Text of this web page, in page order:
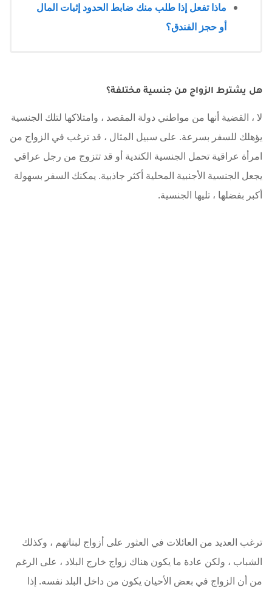
ماذا تفعل إذا طلب منك ضابط الحدود إثبات المال
أو حجز الفندق؟
هل يشترط الزواج من جنسية مختلفة؟
لا ، القضية أنها من مواطني دولة المقصد ، وامتلاكها لتلك الجنسية
يؤهلك للسفر بسرعة. على سبيل المثال ، قد ترغب في الزواج من
امرأة عراقية تحمل الجنسية الكندية أو قد تتزوج من رجل عراقي
يجعل الجنسية الأجنبية المحلية أكثر جاذبية. يمكنك السفر بسهولة
أكبر بفضلها ، تليها الجنسية.
ترغب العديد من العائلات في العثور على أزواج لبناتهم ، وكذلك
الشباب ، ولكن عادة ما يكون هناك زواج خارج البلاد ، على الرغم
من أن الزواج في بعض الأحيان يكون من داخل البلد نفسه. إذا